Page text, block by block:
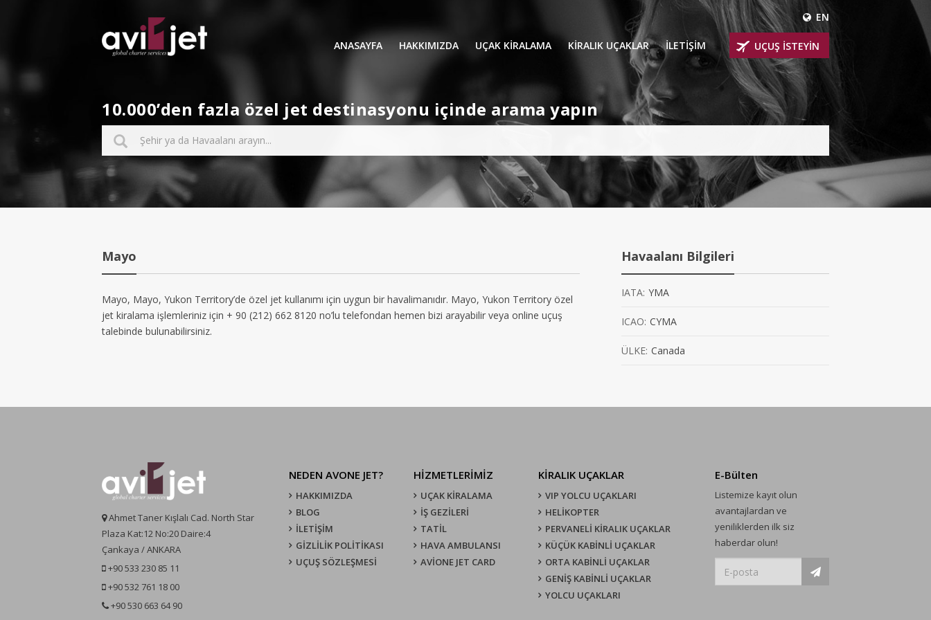
EN
ANASAYFA HAKKIMIZDA UÇAK KİRALAMA
İŞ GEZİLERİ TATİL
AVİONE JET CARD
KIRALIK UÇAKLAR
VIP YOLCU UÇAKLARI
HELİKOPTER
KÜÇÜK KABİNLİ UÇAKLAR
ORTA KABİNLİ UÇAKLAR
YOLCU UÇAKLARI
İLETİŞİM UÇUŞ İSTEYİN
10.000’den fazla özel jet destinasyonu içinde arama yapın
Mayo
Mayo, Mayo, Yukon Territory’de özel jet kullanımı için uygun bir havalimanıdır. Mayo, Yukon Territory özel
jet kiralama işlemleriniz için + 90 (212) 662 8120 no’lu telefondan hemen bizi arayabilir veya online uçuş
talebinde bulunabilirsiniz.
Havaalanı Bilgileri
IATA: YMA
ICAO: CYMA
ÜLKE: Canada
Ahmet Taner Kışlalı Cad. North Star
Plaza Kat:12 No:20 Daire:4
Çankaya / ANKARA
+90 533 230 85 11
+90 532 761 18 00
+90 530 663 64 90
NEDEN AVONE JET?
HAKKIMIZDA
BLOG
İLETİŞİM
GİZLİLİK POLİTİKASI
UÇUŞ SÖZLEŞMESI
HİZMETLERİMİZ
UÇAK KIRALAMA
İŞ GEZİLERİ
TATİL
HAVA AMBULANSI
AVİONE JET CARD
KIRALIK UÇAKLAR
VIP YOLCU UÇAKLARI
HELİKOPTER
PERVANELİ KİRALIK UÇAKLAR
KÜÇÜK KABİNLİ UÇAKLAR
ORTA KABİNLİ UÇAKLAR
GENİŞ KABİNLİ UÇAKLAR
YOLCU UÇAKLARI
E-Bülten
Listemize kayıt olun
avantajlardan ve
yeniliklerden ilk siz
haberdar olun!